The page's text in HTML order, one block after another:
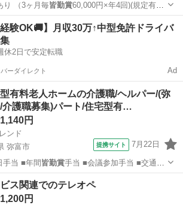
（3ヶ月毎皆勤賞60,000円×年4回)(規定有）
の他
経験OK🚚】月収30万↑中型免許ドライバ
休2日で安定転職
バーダイレクト Ad
有料老人ホームの介護職/ヘルパー/(弥
介護職募集)パート/住宅型有…
円
ンド
弥富市
提携サイト 7月22日
手当 ■年間 皆勤賞手当 ■会議参加手当 ■交通支
介護
ス関連でのテレオペ
円